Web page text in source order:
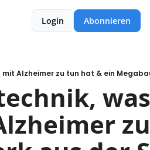
Login Abonnieren
was